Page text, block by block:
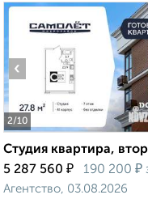
2/10
‹
Студия квартира,
5 287 560 ₽ 190 200 ₽
Агентство, 03.08.2026